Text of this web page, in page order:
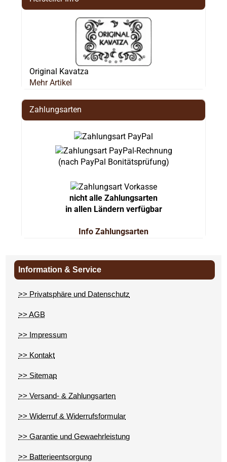
Original Kavatza
Mehr Artikel
Zahlungsarten
(nach PayPal Bonitätsprüfung)
nicht alle Zahlungsarten
in allen Ländern verfügbar
Info Zahlungsarten
Information & Service
>> Privatsphäre und Datenschutz
>> AGB
>> Impressum
>> Kontakt
>> Sitemap
>> Versand- & Zahlungsarten
>> Widerruf & Widerrufsformular
>> Garantie und Gewaehrleistung
>> Batterieentsorgung